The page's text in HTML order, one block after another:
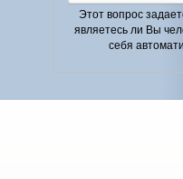
Этот вопрос
являетесь ли Вы
себя